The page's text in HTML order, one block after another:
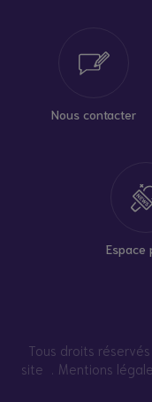
Nous contacter
Espace
Tous droits
site
Mentions